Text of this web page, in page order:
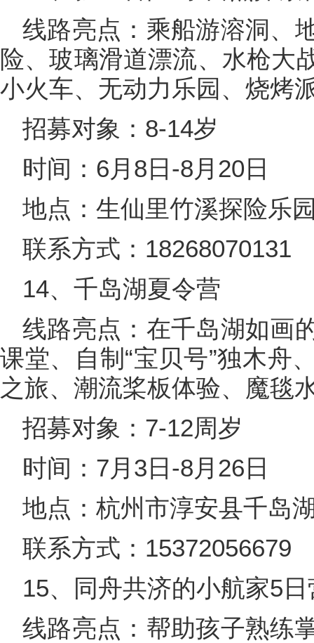
线路亮点：乘船游溶洞、
险、玻璃滑道漂流、水枪大
小火车、无动力乐园、烧
招募对象：8-14岁
时间：6月8日-8月20日
地点：生仙里竹溪探险乐
联系方式：18268070131
14、千岛湖夏令营
线路亮点：在千岛湖如画
课堂、自制“宝贝号”独木舟
之旅、潮流桨板体验、魔毯
招募对象：7-12周岁
时间：7月3日-8月26日
地点：杭州市淳安县千岛
联系方式：15372056679
15、同舟共济的小航家5日
线路亮点：帮助孩子熟练